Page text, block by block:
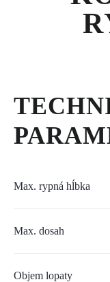
AKCIOVÉ
O NÁS
TLAČOVÉ
Max. rypná hĺbka
Max. dosah
Objem lopaty